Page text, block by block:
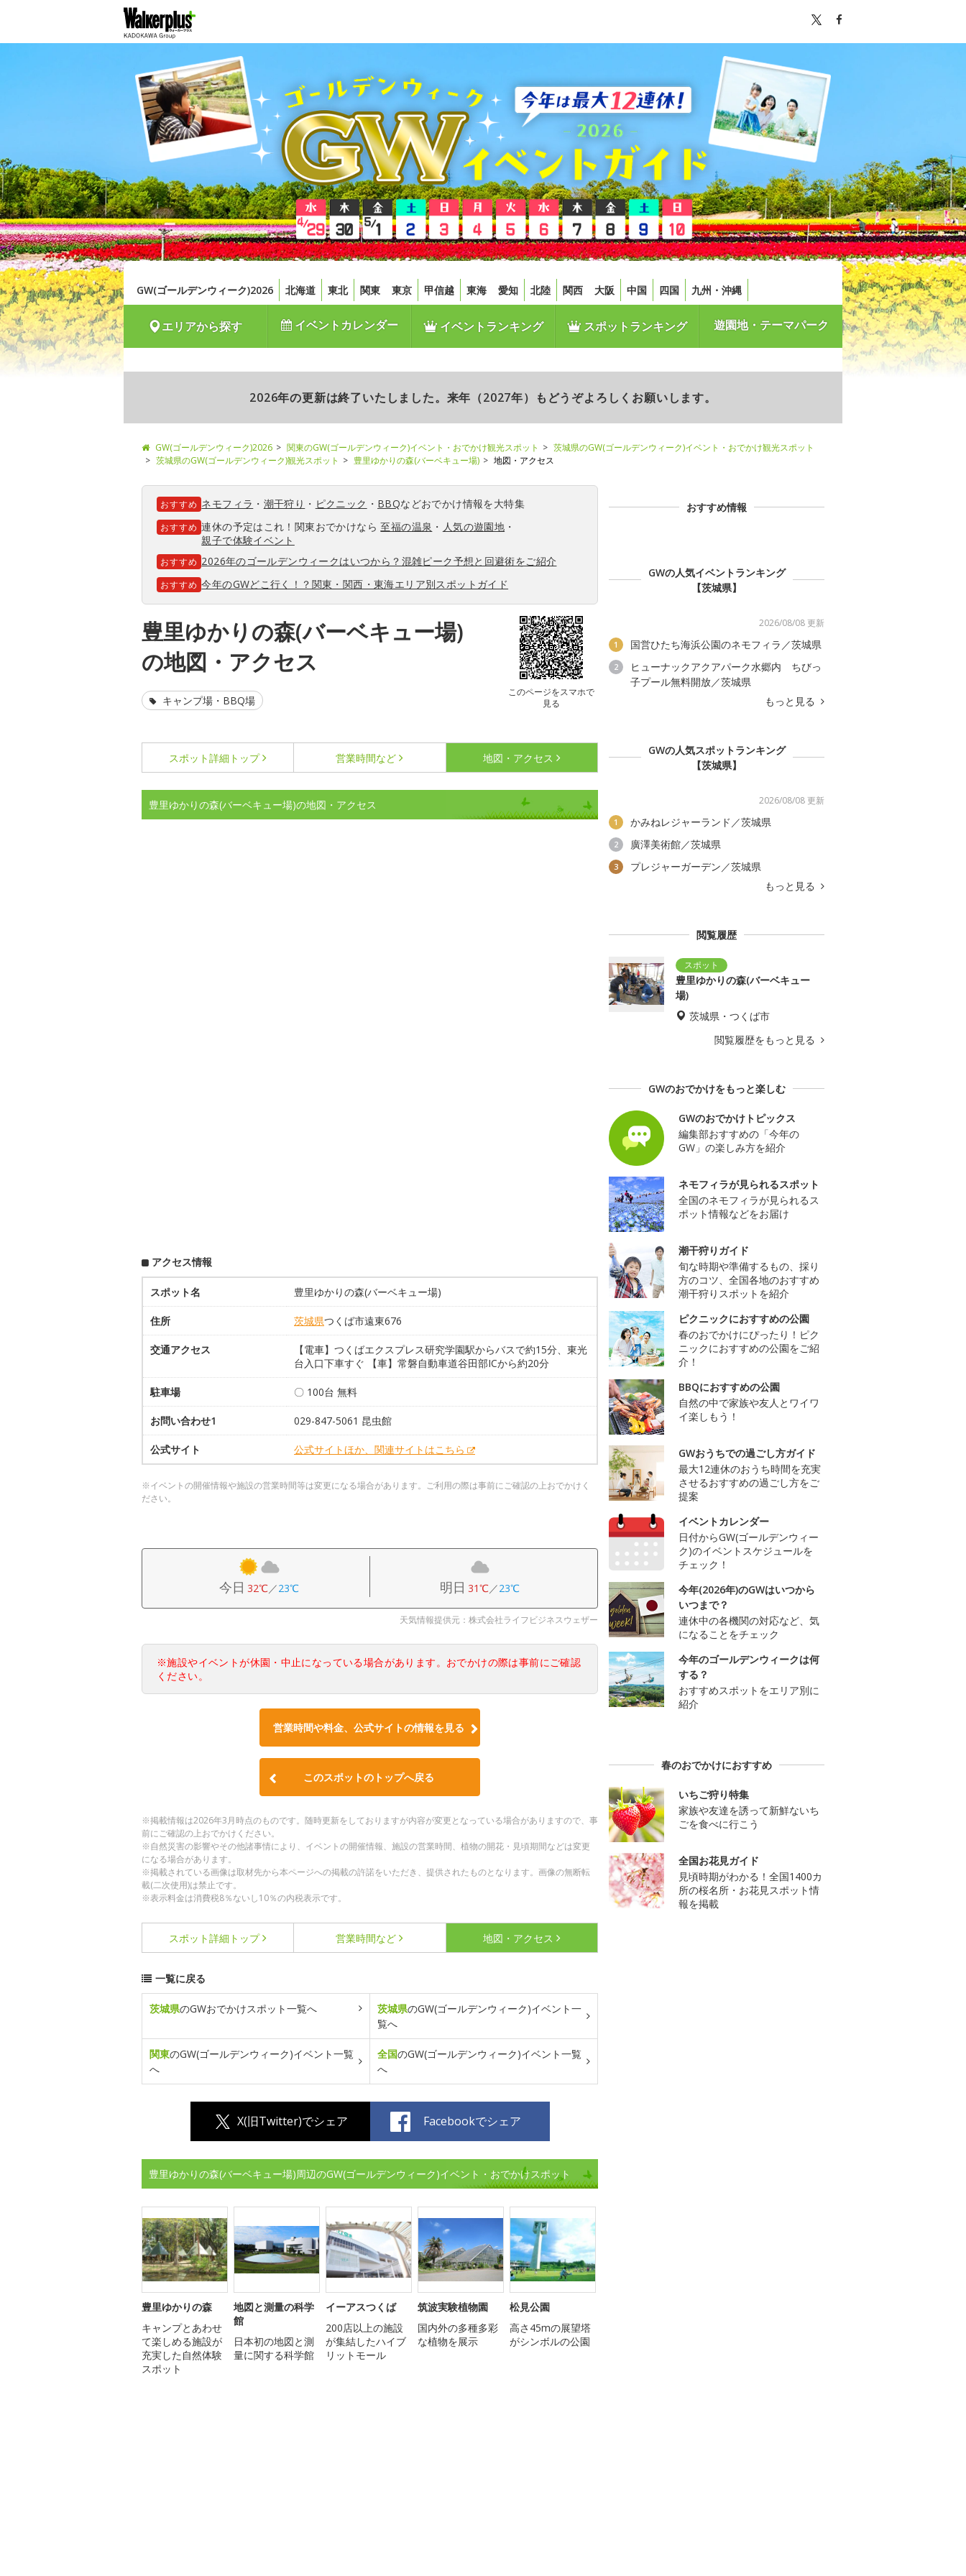
GW(ゴールデンウィーク)2026 北海道 東北 関東 東京 甲信越 東海 愛知 北陸 関西 大阪 中国 四国 九州・沖縄
エリアから探す イベントカレンダー イベントランキング スポットランキング 遊園地・テーマパーク
2026年の更新は終了いたしました。来年（2027年）もどうぞよろしくお願いします。
GW(ゴールデンウィーク)2026 関東のGW(ゴールデンウィーク)イベント・おでかけ観光スポット
茨城県のGW(ゴールデンウィーク)イベント・おでかけ観光スポット
茨城県のGW(ゴールデンウィーク)観光スポット
豊里ゆかりの森(バーベキュー場) 地図・アクセス
おすすめ ネモフィラ ・ 潮干狩り ・ ピクニック ・ BBQなどおでかけ情報を大特集
おすすめ 連休の予定はこれ！関東おでかけなら至福の温泉 ・ 人気の遊園地 ・
親子で体験イベント
おすすめ 2026年のゴールデンウィークはいつから？混雑ピーク予想と回避術をご紹介
おすすめ 今年のGWどこ行く！？関東・関西・東海エリア別スポットガイド
豊里ゆかりの森(バーベキュー場)
の地図・アクセス
このページをスマホで
見る
キャンプ場・BBQ場
スポット詳細 トップ 営業時間など 地図・アクセス
豊里ゆかりの森(バーベキュー場)の地図・アクセス
アクセス情報
スポット名 豊里ゆかりの森(バーベキュー場)
住所 茨城県つくば市遠東676
交通アクセス
【電車】つくばエクスプレス研究学園駅からバスで約15分、東光
台入口下車すぐ 【車】常磐自動車道谷田部ICから約20分
駐車場 〇 100台 無料
お問い合わせ1 029-847-5061 昆虫館
公式サイト 公式サイトほか、関連サイトはこちら
※イベントの開催情報や施設の営業時間等は変更になる場合があります。ご利用の際は事前にご確認の上おでかけく
ださい。
今日 32℃／23℃ 明日 31℃／23℃
天気情報提供元：株式会社ライフビジネスウェザー
※施設やイベントが休園・中止になっている場合があります。おでかけの際は事前にご確認
ください。
営業時間や料金、公式サイトの情報を見る
このスポットのトップへ戻る
※掲載情報は2026年3月時点のものです。随時更新をしておりますが内容が変更となっている場合がありますので、事
前にご確認の上おでかけください。
※自然災害の影響やその他諸事情により、イベントの開催情報、施設の営業時間、植物の開花・見頃期間などは変更
になる場合があります。
※掲載されている画像は取材先から本ページへの掲載の許諾をいただき、提供されたものとなります。画像の無断転
載(二次使用)は禁止です。
※表示料金は消費税8％ないし10％の内税表示です。
スポット詳細 トップ 営業時間など 地図・アクセス
一覧に戻る
茨城県のGWおでかけスポット一覧へ 茨城県のGW(ゴールデンウィーク)イベント一
覧へ
関東のGW(ゴールデンウィーク)イベント一覧
へ
全国のGW(ゴールデンウィーク)イベント一覧
へ
X(旧Twitter)でシェア Facebookでシェア
豊里ゆかりの森(バーベキュー場)周辺のGW(ゴールデンウィーク)イベント・おでかけスポット
豊里ゆかりの森
キャンプとあわせ
て楽しめる施設が
充実した自然体験
スポット
地図と測量の科学
館
日本初の地図と測
量に関する科学館
イーアスつくば
200店以上の施設
が集結したハイブ
リットモール
筑波実験植物園
国内外の多種多彩
な植物を展示
松見公園
高さ45mの展望塔
がシンボルの公園
おすすめ情報
GWの人気イベントランキング
【茨城県】
2026/08/08 更新
1 国営ひたち海浜公園のネモフィラ／茨城県
2
ヒューナックアクアパーク水郷内 ちびっ
子プール無料開放／茨城県
もっと見る
GWの人気スポットランキング
【茨城県】
2026/08/08 更新
1 かみねレジャーランド／茨城県
2 廣澤美術館／茨城県
3
プレジャーガーデン／茨城県
もっと見る
閲覧履歴
豊里ゆかりの森(バーベキュー
場)
茨城県・つくば市
閲覧履歴をもっと見る
GWのおでかけをもっと楽しむ
GWのおでかけトピックス
編集部おすすめの「今年の
GW」の楽しみ方を紹介
ネモフィラが見られるスポット
全国のネモフィラが見られるス
ポット情報などをお届け
潮干狩りガイド
旬な時期や準備するもの、採り
方のコツ、全国各地のおすすめ
潮干狩りスポットを紹介
ピクニックにおすすめの公園
春のおでかけにぴったり！ピク
ニックにおすすめの公園をご紹
介！
BBQにおすすめの公園
自然の中で家族や友人とワイワ
イ楽しもう！
GWおうちでの過ごし方ガイド
最大12連休のおうち時間を充実
させるおすすめの過ごし方をご
提案
イベントカレンダー
日付からGW(ゴールデンウィー
ク)のイベントスケジュールを
チェック！
今年(2026年)のGWはいつから
いつまで？
連休中の各機関の対応など、気
になることをチェック
今年のゴールデンウィークは何
する？
おすすめスポットをエリア別に
紹介
春のおでかけにおすすめ
いちご狩り特集
家族や友達を誘って新鮮ないち
ごを食べに行こう
全国お花見ガイド
見頃時期がわかる！全国1400カ
所の桜名所・お花見スポット情
報を掲載